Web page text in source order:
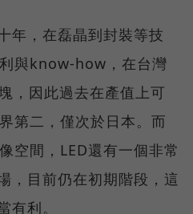
年，在磊晶到封裝等技
與know-how，在台灣
，因此過去在產值上可
第二，僅次於日本。而
空間，LED還有一個非常
，目前仍在初期階段，這
有利。